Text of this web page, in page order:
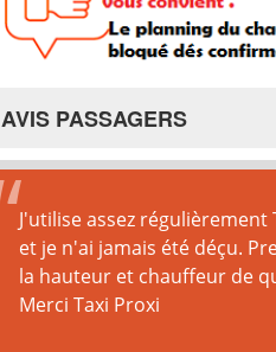
AVIS PASSAGERS